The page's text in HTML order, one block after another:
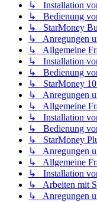
↳ Installation
↳ Bedienung
↳ StarMoney
↳ Anregungen
↳ Allgemeine
↳ Installation
↳ Bedienung
↳ StarMoney 10
↳ Anregungen
↳ Allgemeine
↳ Installation
↳ Bedienung
↳ StarMoney
↳ Anregungen
↳ Allgemeine
↳ Installation
↳ Arbeiten mit
↳ Anregungen